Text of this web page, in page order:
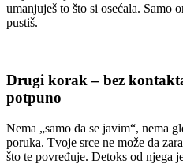
umanjuješ to što si osećala. Samo
pustiš.
Drugi korak – bez
potpuno
Nema „samo da se javim“, nema
poruka. Tvoje srce ne može da
što te povređuje. Detoks od njega